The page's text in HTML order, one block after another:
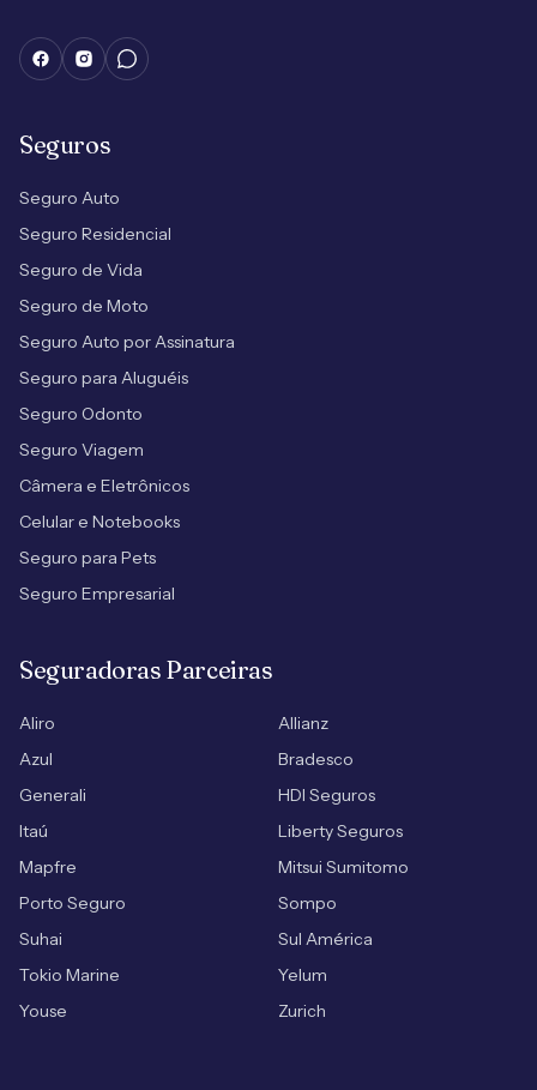
Seguros
Seguro Auto
Seguro Residencial
Seguro de Vida
Seguro de Moto
Seguro Auto por Assinatura
Seguro para Aluguéis
Seguro Odonto
Seguro Viagem
Câmera e Eletrônicos
Celular e Notebooks
Seguro para Pets
Seguro Empresarial
Seguradoras Parceiras
Aliro
Allianz
Azul
Bradesco
Generali
HDI Seguros
Itaú
Liberty Seguros
Mapfre
Mitsui Sumitomo
Porto Seguro
Sompo
Suhai
Sul América
Tokio Marine
Yelum
Youse
Zurich